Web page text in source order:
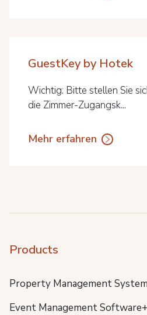
GuestKey by Hotek
Wichtig: Bitte stellen Sie
die Zimmer-Zugangsk...
Mehr erfahren
Products
Property Management
Event Management Software+